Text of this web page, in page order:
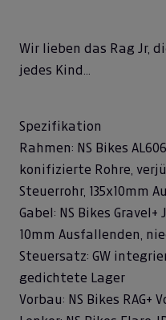
Wir lieben das Rag Jr,
jedes Kind...
Spezifikation
Rahmen: NS Bikes
konifizierte Rohre,
Steuerrohr, 135x10mm
Gabel: NS Bikes Gravel+
10mm Ausfallenden,
Steuersatz: GW
gedichtete Lager
Vorbau: NS Bikes RAG+